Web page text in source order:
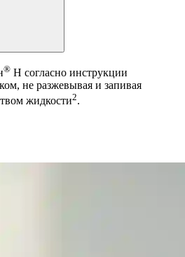
® Н согласно инструкции
не разжевывая и запивая
жидкости2.